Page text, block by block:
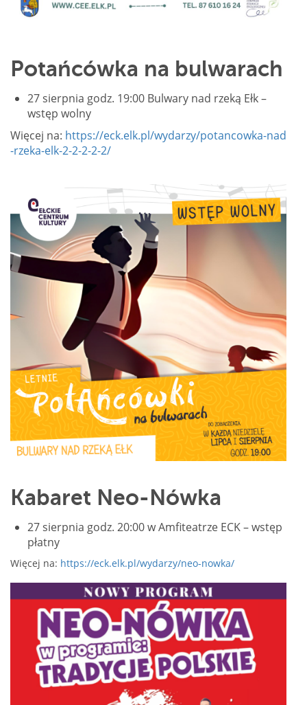
Potańcówka na bulwarach
27 sierpnia godz. 19:00 Bulwary nad rzeką Ełk –
wstęp wolny
Więcej na: https://eck.elk.pl/wydarzy/potancowka-nad
-rzeka-elk-2-2-2-2-2/
Kabaret Neo-Nówka
27 sierpnia godz. 20:00 w Amfiteatrze ECK – wstęp
płatny
Więcej na: https://eck.elk.pl/wydarzy/neo-nowka/